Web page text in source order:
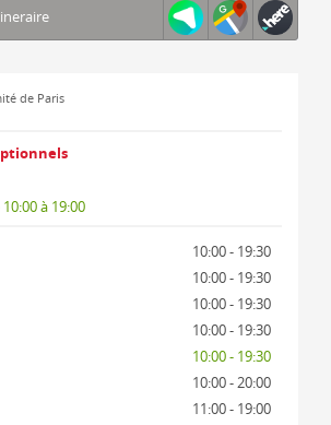
© 1987–2026 HERE, IGN
de Paris
à 19:00
10:00 - 19:30
10:00 - 19:30
10:00 - 19:30
10:00 - 19:30
10:00 - 19:30
10:00 - 20:00
11:00 - 19:00